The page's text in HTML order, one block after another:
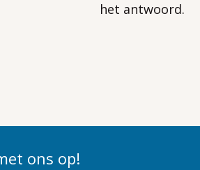
het antwoord.
ons op!